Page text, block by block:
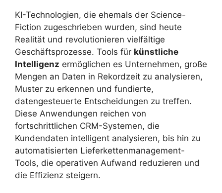
KI-Technologien, die ehemals der Science-
Fiction zugeschrieben wurden, sind heute
Realität und revolutionieren vielfältige
Geschäftsprozesse. Tools für künstliche
Intelligenz ermöglichen es Unternehmen, große
Mengen an Daten in Rekordzeit zu analysieren,
Muster zu erkennen und fundierte,
datengesteuerte Entscheidungen zu treffen.
Diese Anwendungen reichen von
fortschrittlichen CRM-Systemen, die
Kundendaten intelligent analysieren, bis hin zu
automatisierten Lieferkettenmanagement-
Tools, die operativen Aufwand reduzieren und
die Effizienz steigern.